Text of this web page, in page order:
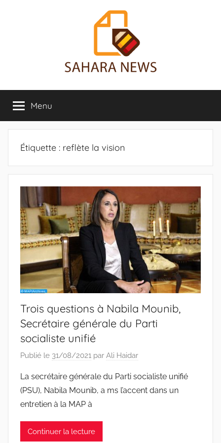
Sahara
News
sur
le
Sahara
révélée
Menu
Étiquette : reflète la vision
Trois questions à Nabila Mounib,
Secrétaire générale du Parti
socialiste unifié
Publié le 31/08/2021 par Ali Haidar
La secrétaire générale du Parti socialiste unifié
(PSU), Nabila Mounib, a ms l’accent dans un
entretien à la MAP à
Continuer la lecture